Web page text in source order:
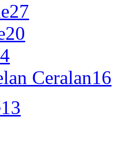
27
20
Ceralan16
13